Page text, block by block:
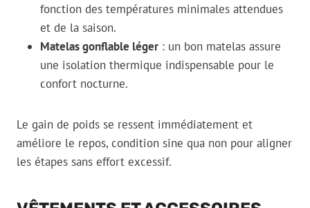
fonction des températures minimales attendues
et de la saison.
Matelas gonflable léger : un bon matelas assure
une isolation thermique indispensable pour le
confort nocturne.
Le gain de poids se ressent immédiatement et
améliore le repos, condition sine qua non pour aligner
les étapes sans effort excessif.